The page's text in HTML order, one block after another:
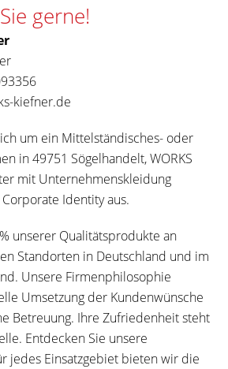
gerne!
kiefner.de
um ein Mittelständisches- oder
in 49751 Sögelhandelt, WORKS
mit Unternehmenskleidung
Identity aus.
unserer Qualitätsprodukte an
Standorten in Deutschland und im
Unsere Firmenphilosophie
Umsetzung der Kundenwünsche
Betreuung. Ihre Zufriedenheit steht
Entdecken Sie unsere
jedes Einsatzgebiet bieten wir die